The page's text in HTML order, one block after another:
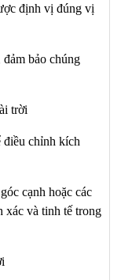
định vị đúng vị
bảo chúng
trời
điều chỉnh kích
cạnh hoặc các
xác và tinh tế trong